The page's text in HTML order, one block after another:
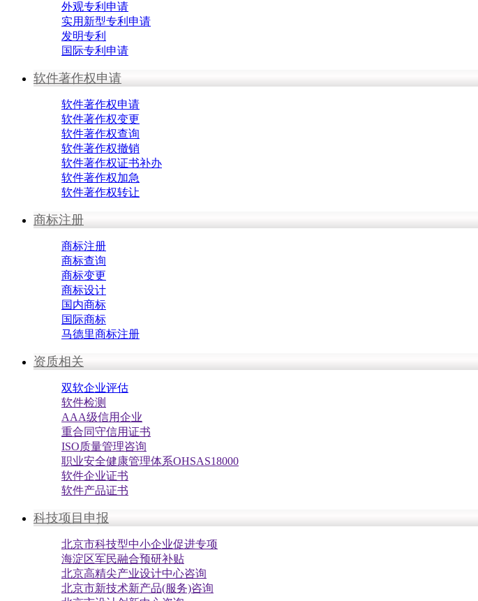
外观专利申请
实用新型专利申请
发明专利
国际专利申请
软件著作权申请
软件著作权申请
软件著作权变更
软件著作权查询
软件著作权撤销
软件著作权证书补办
软件著作权加急
软件著作权转让
商标注册
商标注册
商标查询
商标变更
商标设计
国内商标
国际商标
马德里商标注册
资质相关
双软企业评估
软件检测
AAA级信用企业
重合同守信用证书
ISO质量管理咨询
职业安全健康管理体系OHSAS18000
软件企业证书
软件产品证书
科技项目申报
北京市科技型中小企业促进专项
海淀区军民融合预研补贴
北京高精尖产业设计中心咨询
北京市新技术新产品(服务)咨询